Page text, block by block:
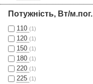
Потужність, Вт/м.пог.
110 (1)
120 (1)
150 (1)
180 (1)
220 (1)
225 (1)